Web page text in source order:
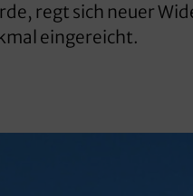
regt sich neuer
eingereicht.